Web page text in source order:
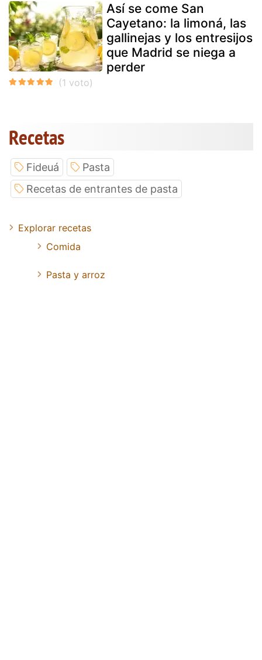
Así se come San
Cayetano: la limoná, las
gallinejas y los entresijos
que Madrid se niega a
perder
Recetas
Fideuá
Pasta
Recetas de entrantes de pasta
Explorar recetas
Comida
Pasta y arroz